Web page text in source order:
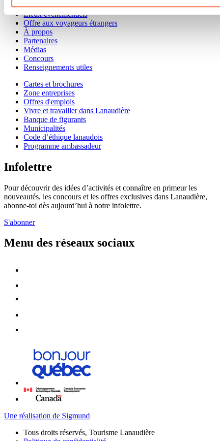
Séjour d'affaires
Lieux événementiels
Offre aux voyageurs étrangers
À propos
Partenaires
Médias
Concours
Renseignements utiles
Cartes et brochures
Zone entreprises
Offres d'emplois
Vivre et travailler dans Lanaudière
Banque de figurants
Municipalités
Code d’éthique lanaudois
Programme ambassadeur
Infolettre
Pour découvrir des idées d’activités et connaître en primeur les
nouveautés, les concours et les offres exclusives dans Lanaudière,
abonne-toi dès aujourd’hui à notre infolettre.
S'abonner
Menu des réseaux sociaux
Une réalisation de Sigmund
Tous droits réservés, Tourisme Lanaudière